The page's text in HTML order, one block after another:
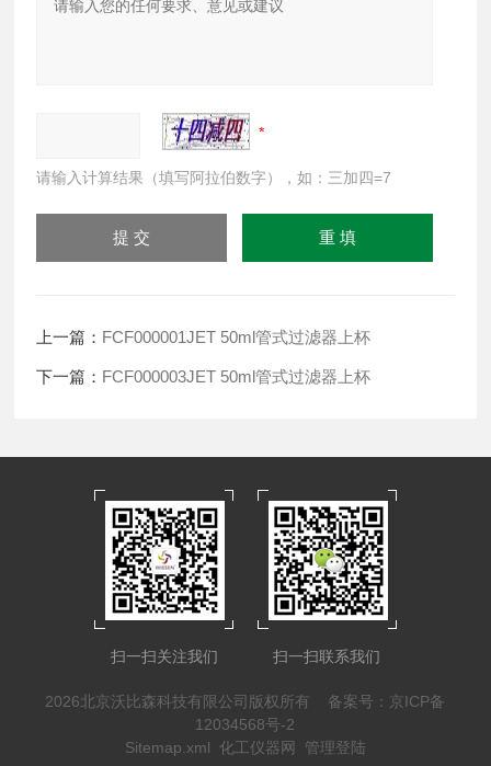
请输入计算结果（填写阿拉伯数字），如：三加四=7
上一篇： FCF000001JET 50ml管式过滤器上杯
下一篇： FCF000003JET 50ml管式过滤器上杯
扫一扫关注我们 扫一扫联系我们
2026北京沃比森科技有限公司版权所有 备案号：京ICP备
12034568号-2
Sitemap.xml 化工仪器网 管理登陆